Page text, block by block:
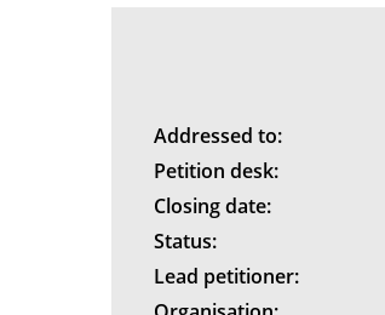
Addressed to:
Petition desk:
Closing date:
Status:
Lead petitioner: